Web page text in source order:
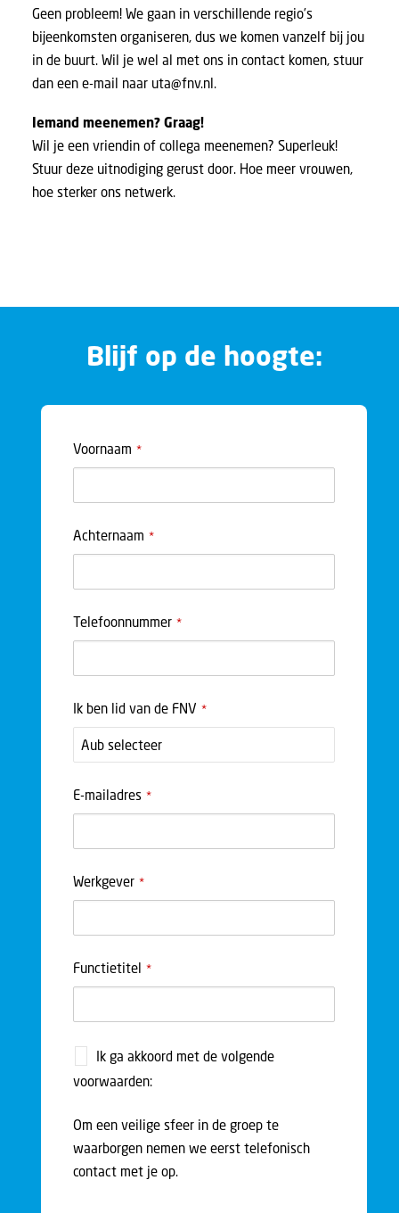
Geen probleem! We gaan in verschillende regio’s
bijeenkomsten organiseren, dus we komen vanzelf bij jou
in de buurt. Wil je wel al met ons in contact komen, stuur
dan een e-mail naar uta@fnv.nl.
Iemand meenemen? Graag!
Wil je een vriendin of collega meenemen? Superleuk!
Stuur deze uitnodiging gerust door. Hoe meer vrouwen,
hoe sterker ons netwerk.
Blijf op de hoogte:
Voornaam *
Achternaam *
Telefoonnummer *
Ik ben lid van de FNV *
E-mailadres *
Werkgever *
Functietitel *
Ik ga akkoord met de volgende
voorwaarden:
Om een veilige sfeer in de groep te
waarborgen nemen we eerst telefonisch
contact met je op.